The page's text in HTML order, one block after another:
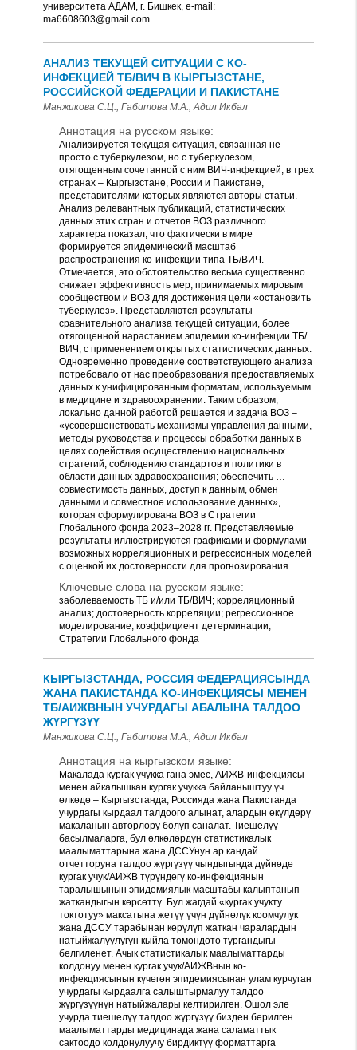
университета АДАМ, г. Бишкек, e-mail:
ma6608603@gmail.com
АНАЛИЗ ТЕКУЩЕЙ СИТУАЦИИ С КО-
ИНФЕКЦИЕЙ ТБ/ВИЧ В КЫРГЫЗСТАНЕ,
РОССИЙСКОЙ ФЕДЕРАЦИИ И ПАКИСТАНЕ
Манжикова С.Ц., Габитова М.А., Адил Икбал
Аннотация на русском языке:
Анализируется текущая ситуация, связанная не
просто с туберкулезом, но с туберкулезом,
отягощенным сочетанной с ним ВИЧ-инфекцией, в трех
странах – Кыргызстане, России и Пакистане,
представителями которых являются авторы статьи.
Анализ релевантных публикаций, статистических
данных этих стран и отчетов ВОЗ различного
характера показал, что фактически в мире
формируется эпидемический масштаб
распространения ко-инфекции типа ТБ/ВИЧ.
Отмечается, это обстоятельство весьма существенно
снижает эффективность мер, принимаемых мировым
сообществом и ВОЗ для достижения цели «остановить
туберкулез». Представляются результаты
сравнительного анализа текущей ситуации, более
отягощенной нарастанием эпидемии ко-инфекции ТБ/
ВИЧ, с применением открытых статистических данных.
Одновременно проведение соответствующего анализа
потребовало от нас преобразования предоставляемых
данных к унифицированным форматам, используемым
в медицине и здравоохранении. Таким образом,
локально данной работой решается и задача ВОЗ –
«усовершенствовать механизмы управления данными,
методы руководства и процессы обработки данных в
целях содействия осуществлению национальных
стратегий, соблюдению стандартов и политики в
области данных здравоохранения; обеспечить …
совместимость данных, доступ к данным, обмен
данными и совместное использование данных»,
которая сформулирована ВОЗ в Стратегии
Глобального фонда 2023–2028 гг. Представляемые
результаты иллюстрируются графиками и формулами
возможных корреляционных и регрессионных моделей
с оценкой их достоверности для прогнозирования.
Ключевые слова на русском языке:
заболеваемость ТБ и/или ТБ/ВИЧ; корреляционный
анализ; достоверность корреляции; регрессионное
моделирование; коэффициент детерминации;
Стратегии Глобального фонда
КЫРГЫЗСТАНДА, РОССИЯ ФЕДЕРАЦИЯСЫНДА
ЖАНА ПАКИСТАНДА КО-ИНФЕКЦИЯСЫ МЕНЕН
ТБ/АИЖВНЫН УЧУРДАГЫ АБАЛЫНА ТАЛДОО
ЖҮРГҮЗҮҮ
Манжикова С.Ц., Габитова М.А., Адил Икбал
Аннотация на кыргызском языке:
Макалада кургак учукка гана эмес, АИЖВ-инфекциясы
менен айкалышкан кургак учукка байланыштуу үч
өлкөдө – Кыргызстанда, Россияда жана Пакистанда
учурдагы кырдаал талдоого алынат, алардын өкүлдөрү
макаланын авторлору болуп саналат. Тиешелүү
басылмаларга, бул өлкөлөрдүн статистикалык
маалыматтарына жана ДССУнун ар кандай
отчетторуна талдоо жүргүзүү чындыгында дүйнөдө
кургак учук/АИЖВ түрүндөгү ко-инфекциянын
таралышынын эпидемиялык масштабы калыптанып
жаткандыгын көрсөттү. Бул жагдай «кургак учукту
токтотуу» максатына жетүү үчүн дүйнөлүк коомчулук
жана ДССУ тарабынан көрүлүп жаткан чаралардын
натыйжалуулугун кыйла төмөндөтө тургандыгы
белгиленет. Ачык статистикалык маалыматтарды
колдонуу менен кургак учук/АИЖВнын ко-
инфекциясынын күчөгөн эпидемиясынан улам курчуган
учурдагы кырдаалга салыштырмалуу талдоо
жүргүзүүнүн натыйжалары келтирилген. Ошол эле
учурда тиешелүү талдоо жүргүзүү бизден берилген
маалыматтарды медицинада жана саламаттык
сактоодо колдонулуучу бирдиктүү форматтарга